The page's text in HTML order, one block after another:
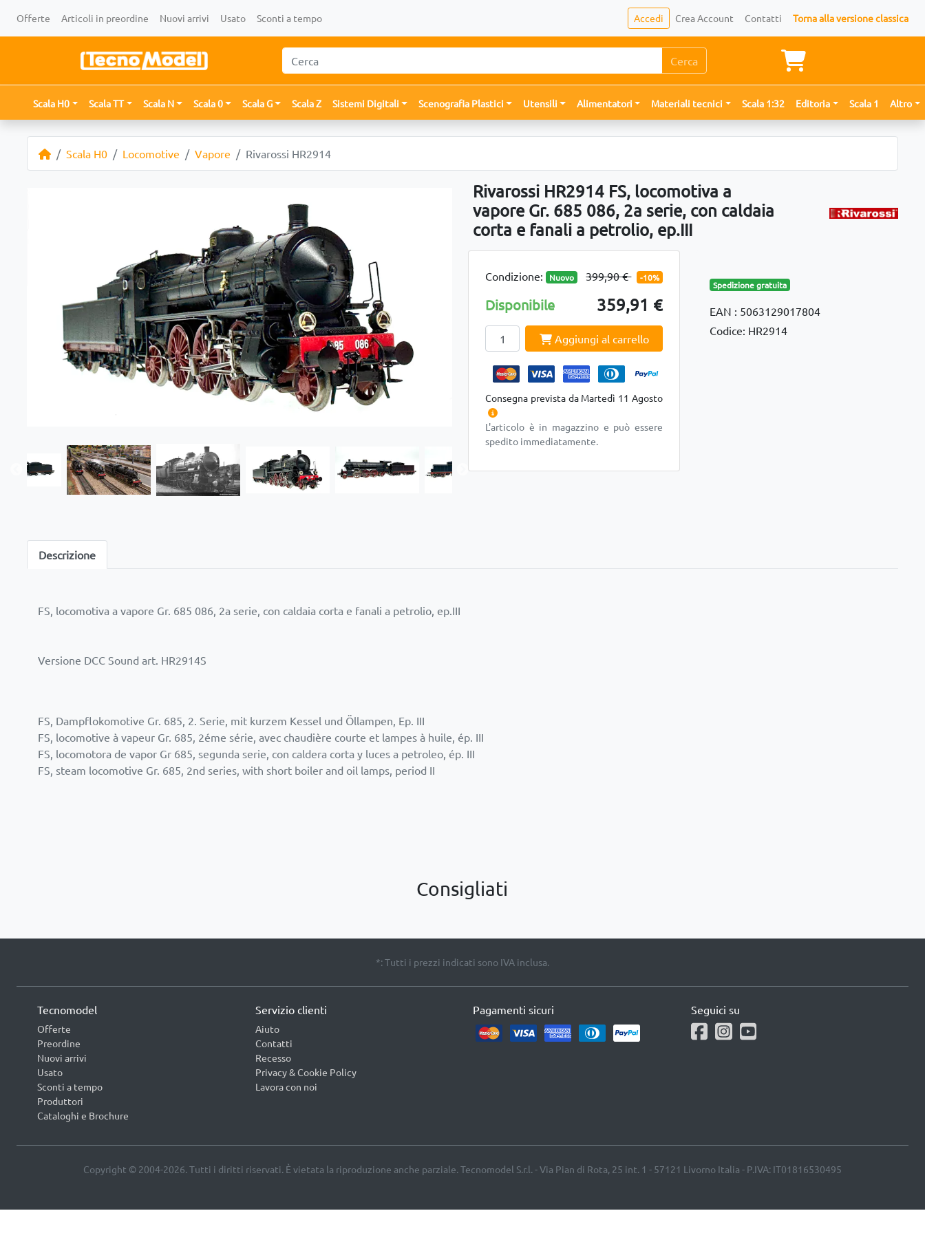
Offerte Articoli in preordine Nuovi arrivi Usato Sconti a tempo Accedi Crea Account Contatti Torna alla versione classica
Cerca
Scala H0 Scala TT Scala N Scala 0 Scala G Scala Z Sistemi Digitali Scenografia Plastici Utensili Alimentatori Materiali tecnici Scala 1:32 Editoria Scala 1 Altro
Scala H0 Locomotive Vapore Rivarossi HR2914
Rivarossi HR2914 FS, locomotiva a
vapore Gr. 685 086, 2a serie, con caldaia
corta e fanali a petrolio, ep.III
Condizione: Nuovo 399,90 € -10%
Disponibile 359,91 €
Aggiungi al carrello
Consegna prevista da Martedì 11 Agosto
L'articolo è in magazzino e può essere
spedito immediatamente.
Spedizione gratuita
EAN : 5063129017804
Codice: HR2914
Descrizione
FS, locomotiva a vapore Gr. 685 086, 2a serie, con caldaia corta e fanali a petrolio, ep.III
Versione DCC Sound art. HR2914S
FS, Dampflokomotive Gr. 685, 2. Serie, mit kurzem Kessel und Öllampen, Ep. III
FS, locomotive à vapeur Gr. 685, 2éme série, avec chaudière courte et lampes à huile, ép. III
FS, locomotora de vapor Gr 685, segunda serie, con caldera corta y luces a petroleo, ép. III
FS, steam locomotive Gr. 685, 2nd series, with short boiler and oil lamps, period II
Consigliati
*: Tutti i prezzi indicati sono IVA inclusa.
Tecnomodel
Offerte
Preordine
Nuovi arrivi
Usato
Sconti a tempo
Produttori
Cataloghi e Brochure
Servizio clienti
Aiuto
Contatti
Recesso
Privacy & Cookie Policy
Lavora con noi
Pagamenti sicuri Seguici su
Copyright © 2004-2026. Tutti i diritti riservati. È vietata la riproduzione anche parziale. Tecnomodel S.r.l. - Via Pian di Rota, 25 int. 1 - 57121 Livorno Italia - P.IVA: IT01816530495